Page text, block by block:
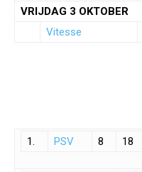
VRIJDAG 3 OKTOBER
Vitesse
1. PSV 8 18